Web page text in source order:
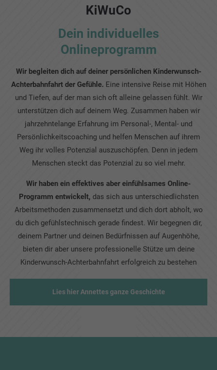
KiWuCo
Dein individuelles
Onlineprogramm
Wir begleiten dich auf deiner persönlichen Kinderwunsch-
Achterbahnfahrt der Gefühle. Eine intensive Reise mit Höhen
und Tiefen, auf der man sich oft alleine gelassen fühlt. Wir
unterstützen dich auf deinem Weg. Zusammen haben wir
jahrzehntelange Erfahrung im Personal-, Mental- und
Persönlichkeitscoaching und helfen Menschen auf ihrem
Weg ihr volles Potenzial auszuschöpfen. Denn in jedem
Menschen steckt das Potenzial zu so viel mehr.
Wir haben ein effektives aber einfühlsames Online-
Programm entwickelt, das sich aus unterschiedlichsten
Arbeitsmethoden zusammensetzt und dich dort abholt, wo
du dich gefühlstechnisch gerade findest. Wir begegnen dir,
deinem Partner und deinen Bedürfnissen auf Augenhöhe,
bieten dir aber unsere professionelle Stütze um deine
Kinderwunsch-Achterbahnfahrt erfolgreich zu bestehen
Lies hier Annettes ganze Geschichte